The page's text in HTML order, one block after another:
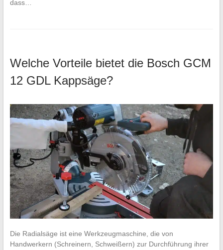
dass…
Welche Vorteile bietet die Bosch GCM
12 GDL Kappsäge?
Die Radialsäge ist eine Werkzeugmaschine, die von
Handwerkern (Schreinern, Schweißern) zur Durchführung ihrer